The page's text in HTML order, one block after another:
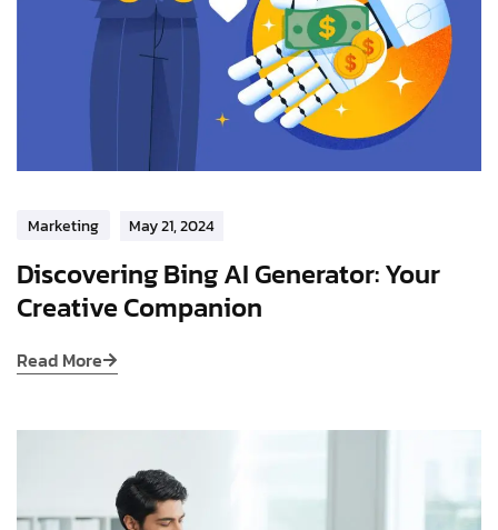
Marketing May 21, 2024
Discovering Bing AI Generator: Your
Creative Companion
Read More